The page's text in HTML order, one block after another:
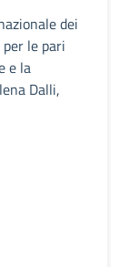
dei
le pari
e la
Dalli,